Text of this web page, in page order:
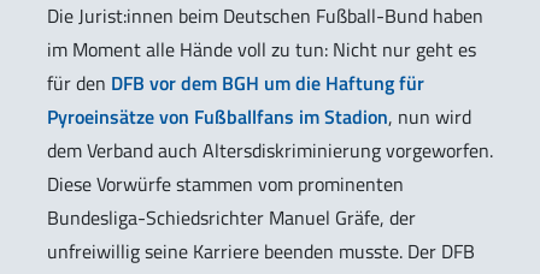
Die Jurist:innen beim Deutschen Fußball-Bund haben
im Moment alle Hände voll zu tun: Nicht nur geht es
für den DFB vor dem BGH um die Haftung für
Pyroeinsätze von Fußballfans im Stadion, nun wird
dem Verband auch Altersdiskriminierung vorgeworfen.
Diese Vorwürfe stammen vom prominenten
Bundesliga-Schiedsrichter Manuel Gräfe, der
unfreiwillig seine Karriere beenden musste. Der DFB